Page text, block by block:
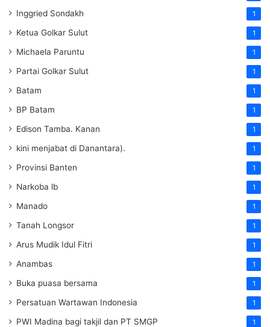
Inggried Sondakh 1
Ketua Golkar Sulut 1
Michaela Paruntu 1
Partai Golkar Sulut 1
Batam 1
BP Batam 1
Edison Tamba. Kanan 1
kini menjabat di Danantara). 1
Provinsi Banten 1
Narkoba lb 1
Manado 1
Tanah Longsor 1
Arus Mudik Idul Fitri 1
Anambas 1
Buka puasa bersama 1
Persatuan Wartawan Indonesia 1
PWI Madina bagi takjil dan PT SMGP 1